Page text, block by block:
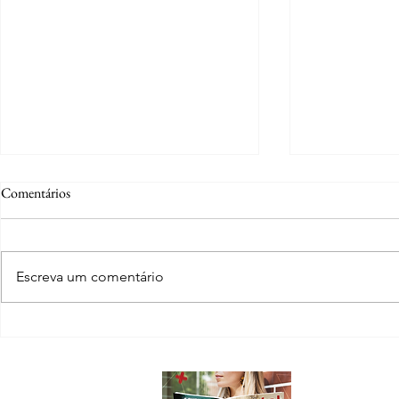
Verde à advocacia com propósito
Comentários
Escreva um comentário